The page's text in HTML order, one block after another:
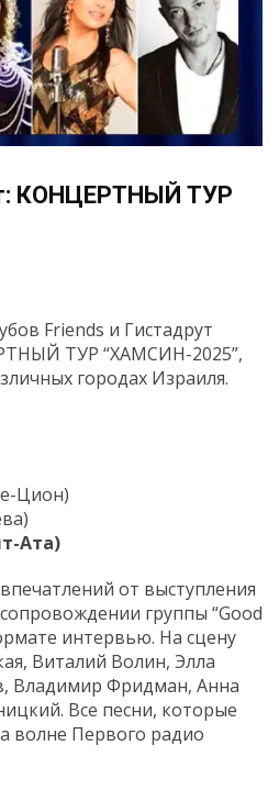
КОНЦЕРТНЫЙ ТУР
Friends и Гистадрут
ТУР “ХАМСИН-2025”,
городах Израиля.
Цион)
Ата)
от выступления
группы “Good
интервью. На сцену
Виталий Волин, Элла
Владимир Фридман, Анна
Все песни, которые
волне Первого радио